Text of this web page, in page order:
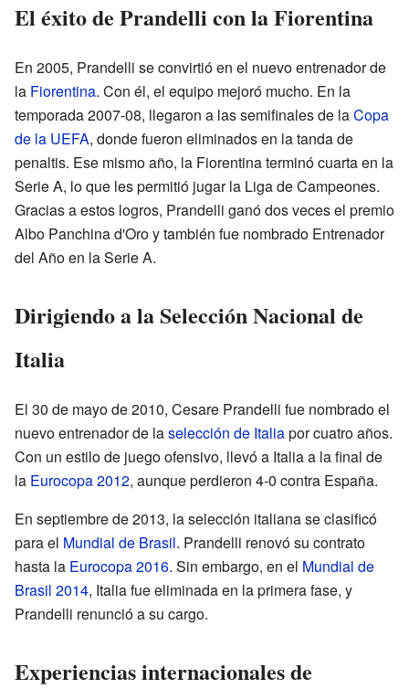
El éxito de Prandelli con la Fiorentina
En 2005, Prandelli se convirtió en el nuevo entrenador de
la Fiorentina. Con él, el equipo mejoró mucho. En la
temporada 2007-08, llegaron a las semifinales de laCopa
de la UEFA, donde fueron eliminados en la tanda de
penaltis. Ese mismo año, la Fiorentina terminó cuarta en la
Serie A, lo que les permitió jugar la Liga de Campeones.
Gracias a estos logros, Prandelli ganó dos veces el premio
Albo Panchina d'Oro y también fue nombrado Entrenador
del Año en la Serie A.
Dirigiendo a la Selección Nacional de
Italia
El 30 de mayo de 2010, Cesare Prandelli fue nombrado el
nuevo entrenador de laselección de Italiapor cuatro años.
Con un estilo de juego ofensivo, llevó a Italia a la final de
la Eurocopa 2012, aunque perdieron 4-0 contra España.
En septiembre de 2013, la selección italiana se clasificó
para el Mundial de Brasil. Prandelli renovó su contrato
hasta la Eurocopa 2016. Sin embargo, en el Mundial de
Brasil 2014, Italia fue eliminada en la primera fase, y
Prandelli renunció a su cargo.
Experiencias internacionales de